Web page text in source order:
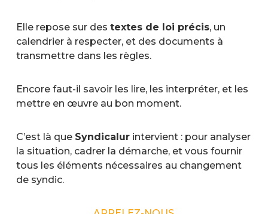
Elle repose sur des textes de loi précis, un
calendrier à respecter, et des documents à
transmettre dans les règles.
Encore faut-il savoir les lire, les interpréter, et les
mettre en œuvre au bon moment.
C’est là que Syndicalurintervient : pour analyser
la situation, cadrer la démarche, et vous fournir
tous les éléments nécessaires au changement
de syndic.